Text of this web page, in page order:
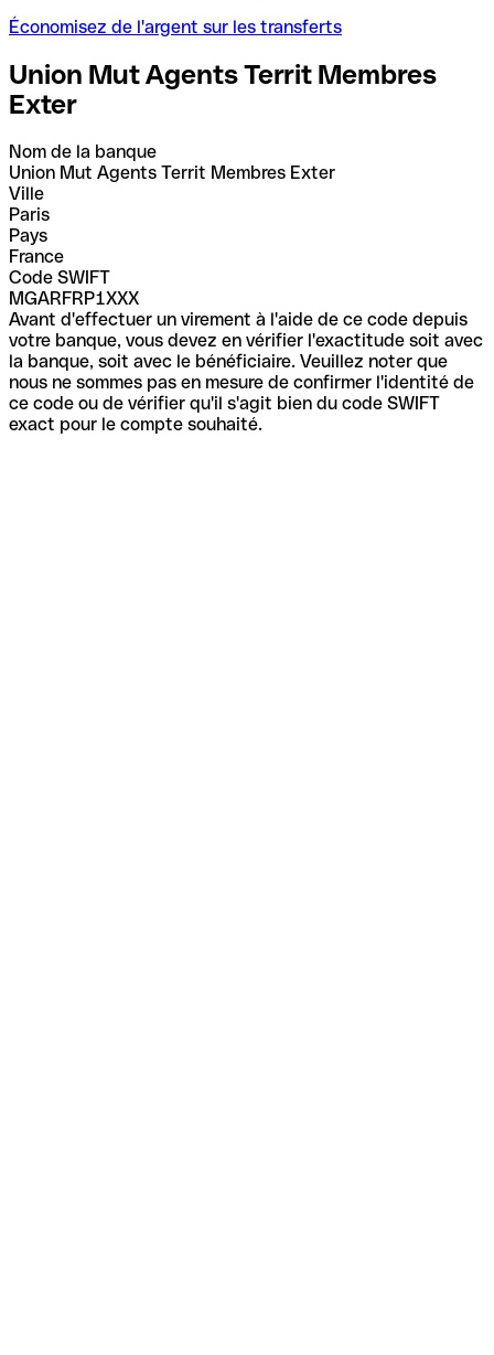
Économisez de l'argent sur les transferts
Union Mut Agents Territ Membres
Exter
Nom de la banque
Union Mut Agents Territ Membres Exter
Ville
Paris
Pays
France
Code SWIFT
MGARFRP1XXX
Avant d'effectuer un virement à l'aide de ce code depuis
votre banque, vous devez en vérifier l'exactitude soit avec
la banque, soit avec le bénéficiaire. Veuillez noter que
nous ne sommes pas en mesure de confirmer l'identité de
ce code ou de vérifier qu'il s'agit bien du code SWIFT
exact pour le compte souhaité.